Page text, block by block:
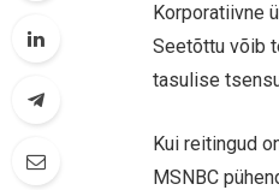
Korporatiivne
Seetõttu võib
tasulise
Kui reitingud
MSNBC